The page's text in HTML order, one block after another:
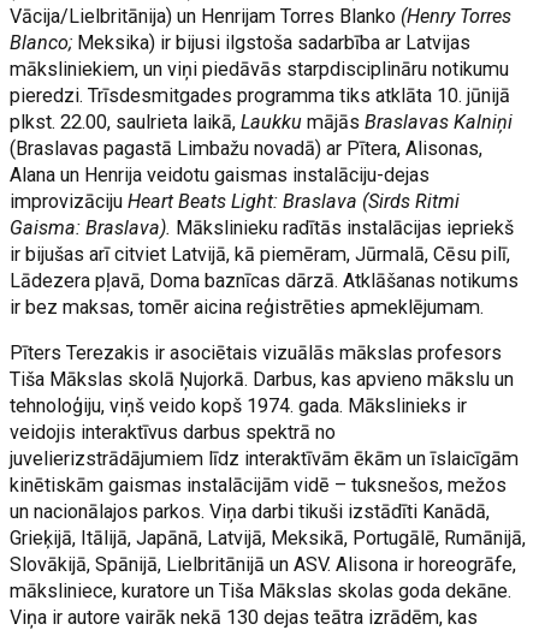
Vācija/Lielbritānija) un Henrijam Torres Blanko (Henry Torres
Blanco; Meksika) ir bijusi ilgstoša sadarbība ar Latvijas
māksliniekiem, un viņi piedāvās starpdisciplināru notikumu
pieredzi. Trīsdesmitgades programma tiks atklāta 10. jūnijā
plkst. 22.00, saulrieta laikā,Laukku mājāsBraslavas Kalniņi
(Braslavas pagastā Limbažu novadā) ar Pītera, Alisonas,
Alana un Henrija veidotu gaismas instalāciju-dejas
improvizācijuHeart Beats Light: Braslava (Sirds Ritmi
Gaisma: Braslava). Mākslinieku radītās instalācijas iepriekš
ir bijušas arī citviet Latvijā, kā piemēram, Jūrmalā, Cēsu pilī,
Lādezera pļavā, Doma baznīcas dārzā. Atklāšanas notikums
ir bez maksas, tomēr aicina reģistrēties apmeklējumam.
Pīters Terezakis ir asociētais vizuālās mākslas profesors
Tiša Mākslas skolā Ņujorkā. Darbus, kas apvieno mākslu un
tehnoloģiju, viņš veido kopš 1974. gada. Mākslinieks ir
veidojis interaktīvus darbus spektrā no
juvelierizstrādājumiem līdz interaktīvām ēkām un īslaicīgām
kinētiskām gaismas instalācijām vidē – tuksnešos, mežos
un nacionālajos parkos. Viņa darbi tikuši izstādīti Kanādā,
Grieķijā, Itālijā, Japānā, Latvijā, Meksikā, Portugālē, Rumānijā,
Slovākijā, Spānijā, Lielbritānijā un ASV. Alisona ir horeogrāfe,
māksliniece, kuratore un Tiša Mākslas skolas goda dekāne.
Viņa ir autore vairāk nekā 130 dejas teātra izrādēm, kas